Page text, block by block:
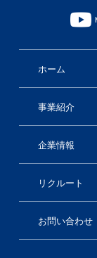
ホーム
事業紹介
企業情報
リクルート
お問い合わせ